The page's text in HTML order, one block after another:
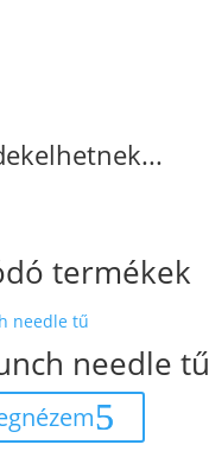
termékek
needle tű